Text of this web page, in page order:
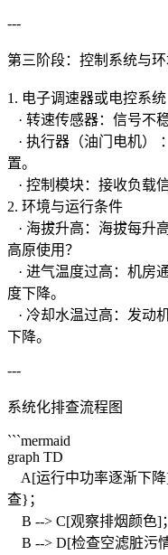
---
第三阶段：控制系统与
1. 电子调速器或电控系统
· 转速传感器：信号不
· 执行器（油门电机）
置。
· 控制模块：接收负载
2. 环境与运行条件
· 海拔升高：海拔每升
高原使用？
· 进气温度过高：机房
度下降。
· 冷却水温过高：发动
下降。
---
系统化排查流程图
```mermaid
graph TD
A[运行中功率逐渐下
查}；
B --> C[观察排烟颜色]；
B --> D[检查空滤脏污